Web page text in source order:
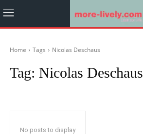
Home Tags Nicolas Deschaus
Tag: Nicolas Deschaus
No posts to display